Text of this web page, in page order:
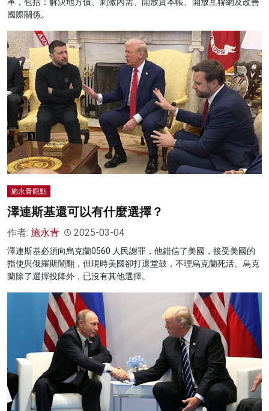
國際關係。
施永青觀點
澤連斯基還可以有什麼選擇？
作者: 施永青 2025-03-04
澤連斯基必須向烏克蘭0560 人民謝罪，他錯信了美國，接受美國的
指使與俄羅斯鬧翻，但現時美國卻打退堂鼓，不理烏克蘭死活。烏克
蘭除了選擇投降外，已沒有其他選擇。